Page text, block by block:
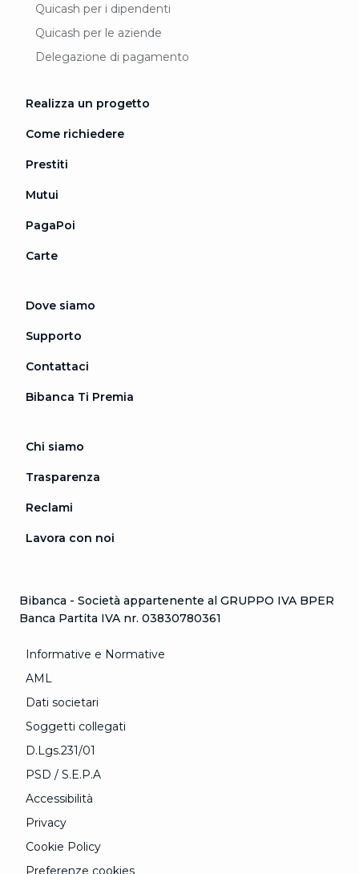
Quicash per i dipendenti
Quicash per le aziende
Delegazione di pagamento
Realizza un progetto
Come richiedere
Prestiti
Mutui
PagaPoi
Carte
Dove siamo
Supporto
Contattaci
Bibanca Ti Premia
Chi siamo
Trasparenza
Reclami
Lavora con noi
Bibanca - Società appartenente al GRUPPO IVA BPER
Banca Partita IVA nr. 03830780361
Informative e Normative
AML
Dati societari
Soggetti collegati
D.Lgs.231/01
PSD / S.E.P.A
Accessibilità
Privacy
Cookie Policy
Preferenze cookies